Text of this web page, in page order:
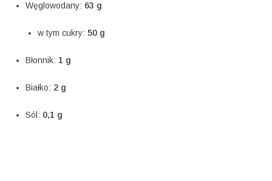
Węglowodany: 63 g
w tym cukry:50 g
Błonnik: 1 g
Białko: 2 g
Sól: 0,1 g